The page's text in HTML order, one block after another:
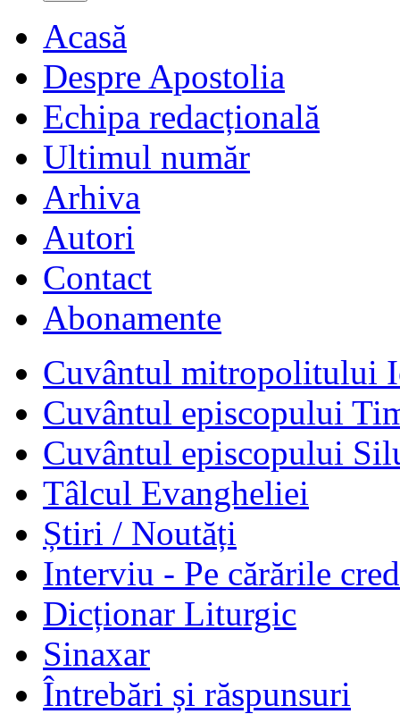
Acasă
Despre Apostolia
Echipa redacțională
Ultimul număr
Arhiva
Autori
Contact
Abonamente
Cuvântul mitropolitului
Cuvântul episcopului
Cuvântul episcopului
Tâlcul Evangheliei
Știri / Noutăți
Interviu - Pe cărările
Dicționar Liturgic
Sinaxar
Întrebări și răspunsuri